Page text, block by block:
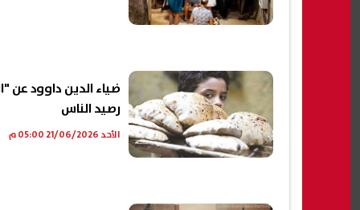
ضياء الدين داوود
رصيد الناس
الأحد 21/06/2026 05:00 م